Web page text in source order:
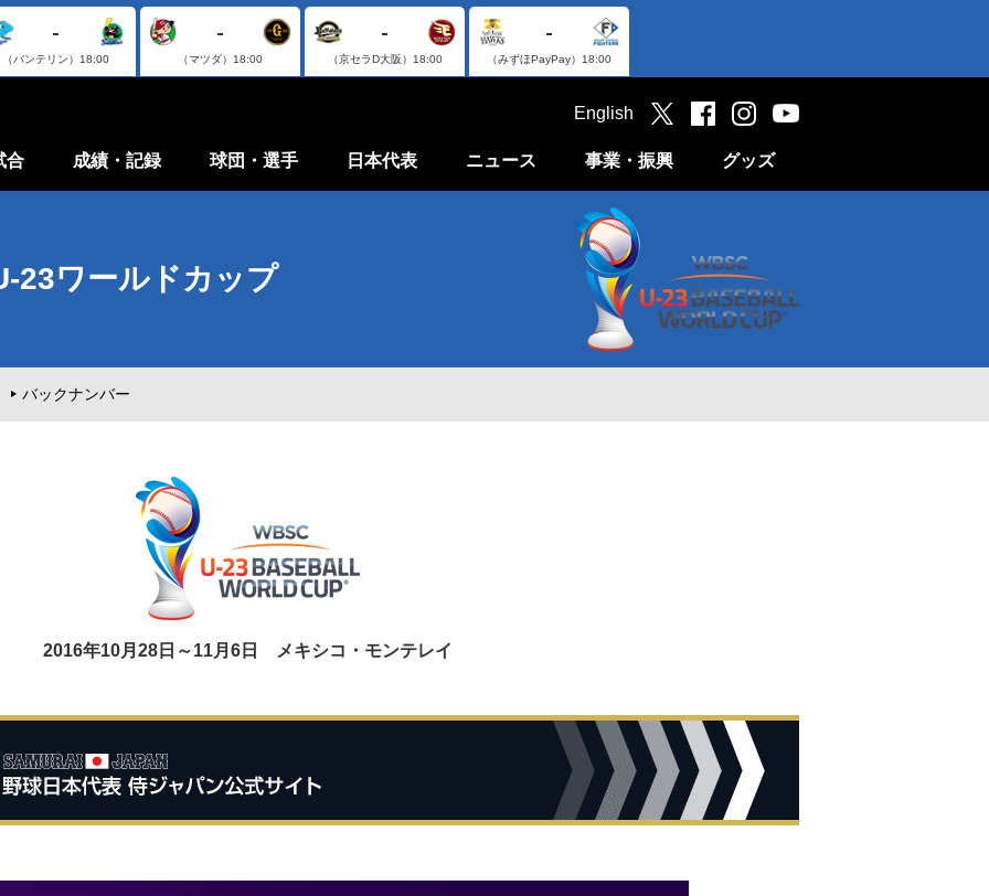
-
（バンテリン） 18:00
-
（マツダ） 18:00
-
（京セラD大阪） 18:00
-
（みずほPayPay） 18:00
合 成績・記録 球団・選手 日本代表 ニュース 事業・振興 グッズ
English
23ワールドカップ
バックナンバー
2016年10月28日～11月6日 メキシコ・モンテレイ